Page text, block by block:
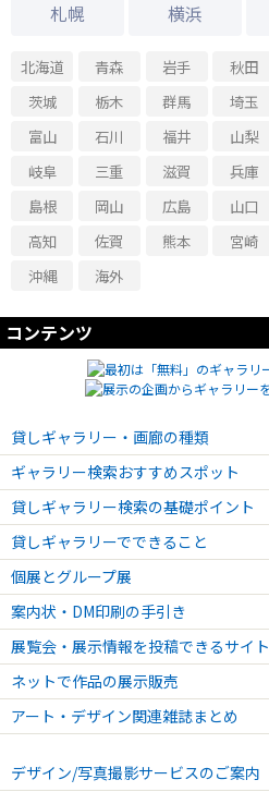
札幌 横浜
北海道 青森 岩手 秋田
茨城
栃木 群馬 埼玉
富山
石川 福井 山梨
岐阜
三重 滋賀 兵庫
島根
岡山 広島 山口
高知
佐賀 熊本 宮崎
沖縄
海外
コンテンツ
貸しギャラリー・画廊の種類
ギャラリー検索おすすめスポット
貸しギャラリー検索の基礎ポイント
貸しギャラリーでできること
個展とグループ展
案内状・DM印刷の手引き
展覧会・展示情報を投稿できるサイト
ネットで作品の展示販売
アート・デザイン関連雑誌まとめ
デザイン/写真撮影サービスのご案内